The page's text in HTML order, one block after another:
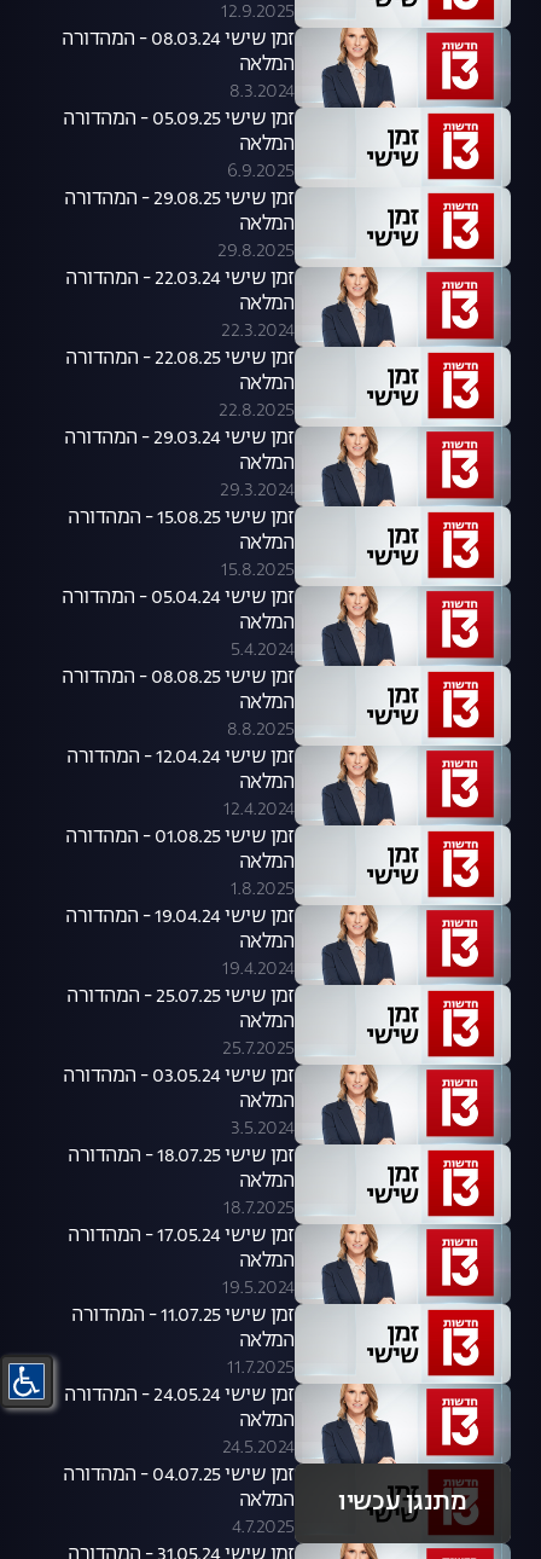
12.9.2025
זמן שישי 08.03.24 - המהדורה
המלאה
8.3.2024
זמן שישי 05.09.25 - המהדורה
המלאה
6.9.2025
זמן שישי 29.08.25 - המהדורה
המלאה
29.8.2025
זמן שישי 22.03.24 - המהדורה
המלאה
22.3.2024
זמן שישי 22.08.25 - המהדורה
המלאה
22.8.2025
זמן שישי 29.03.24 - המהדורה
המלאה
29.3.2024
זמן שישי 15.08.25 - המהדורה
המלאה
15.8.2025
זמן שישי 05.04.24 - המהדורה
המלאה
5.4.2024
זמן שישי 08.08.25 - המהדורה
המלאה
8.8.2025
זמן שישי 12.04.24 - המהדורה
המלאה
12.4.2024
זמן שישי 01.08.25 - המהדורה
המלאה
1.8.2025
זמן שישי 19.04.24 - המהדורה
המלאה
19.4.2024
זמן שישי 25.07.25 - המהדורה
המלאה
25.7.2025
זמן שישי 03.05.24 - המהדורה
המלאה
3.5.2024
זמן שישי 18.07.25 - המהדורה
המלאה
18.7.2025
זמן שישי 17.05.24 - המהדורה
המלאה
19.5.2024
זמן שישי 11.07.25 - המהדורה
המלאה
11.7.2025
זמן שישי 24.05.24 - המהדורה
המלאה
24.5.2024
מתנגן עכשיו
זמן שישי 04.07.25 - המהדורה
המלאה
4.7.2025